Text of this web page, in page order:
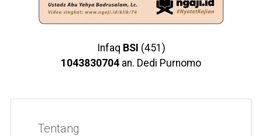
Infaq BSI (451)
1043830704 an. Dedi Purnomo
Tentang